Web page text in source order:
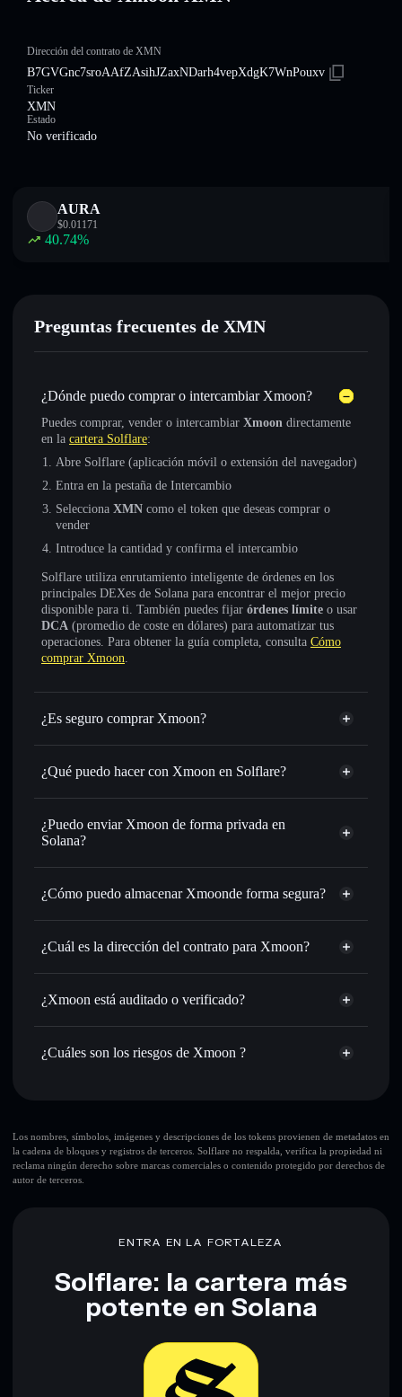
Dirección del contrato de XMN
B7GVGnc7sroAAfZAsihJZaxNDarh4vepXdgK7WnPouxv
Ticker
XMN
Estado
No verificado
AURA
$0.01171
40.74%
Preguntas frecuentes de XMN
¿Dónde puedo comprar o intercambiar Xmoon?
Puedes comprar, vender o intercambiar Xmoon directamente
en la cartera Solflare:
Abre Solflare (aplicación móvil o extensión del navegador)
Entra en la pestaña de Intercambio
Selecciona XMN como el token que deseas comprar o
vender
Introduce la cantidad y confirma el intercambio
Solflare utiliza enrutamiento inteligente de órdenes en los
principales DEXes de Solana para encontrar el mejor precio
disponible para ti. También puedes fijar órdenes límite o usar
DCA (promedio de coste en dólares) para automatizar tus
operaciones. Para obtener la guía completa, consulta Cómo
comprar Xmoon.
¿Es seguro comprar Xmoon?
Xmoon no está verificado
¿Qué puedo hacer con Xmoon en Solflare?
Xmoon
cartera de Solflare
Intercambiar al instante : operar con XMN para SOL,
USDC o miles de otros tokens de Solana con enrutamiento
tu precio objetivo para XMN
Utilizar DCA: promedio de coste en dólares en XMN a lo
: transferir XMN sin vincular
públicamente las carteras usando el agregador de privacidad
precio, volumen, capitalización de mercado y liquidez de
XMN
¿Puedo enviar Xmoon de forma privada en
Solana?
agregador de privacidad
Solflare
¿Cómo puedo almacenar Xmoonde forma segura?
Xmoon
agregador de privacidad
¿Cuál es la dirección del contrato para Xmoon?
Xmoon
¿Xmoon está auditado o verificado?
Xmoon no está verificado actualmente
¿Cuáles son los riesgos de Xmoon ?
Xmoon
modificables
financiero. Investiga siempre por tu cuenta. Datos
Los nombres, símbolos, imágenes y descripciones de los tokens provienen de metadatos en
la cadena de bloques y registros de terceros. Solflare no respalda, verifica la propiedad ni
reclama ningún derecho sobre marcas comerciales o contenido protegido por derechos de
autor de terceros.
ENTRA EN LA FORTALEZA
Solflare: la cartera más
potente en Solana